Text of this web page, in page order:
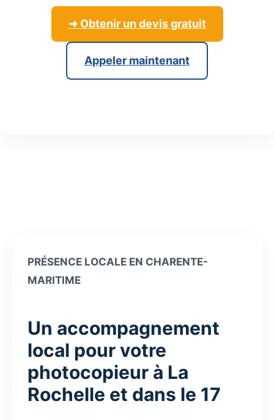
➜ Obtenir un devis gratuit
Appeler maintenant
PRÉSENCE LOCALE EN CHARENTE-
MARITIME
Un accompagnement
local pour votre
photocopieur à La
Rochelle et dans le 17